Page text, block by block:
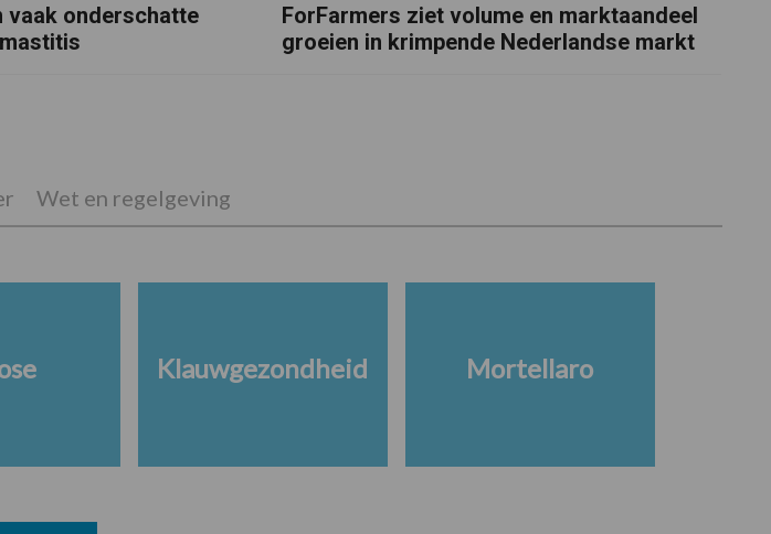
vaak onderschatte
ForFarmers ziet volume en marktaandeel
groeien in krimpende Nederlandse markt
Wet en regelgeving
Klauwgezondheid Mortellaro